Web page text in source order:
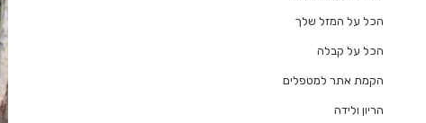
הכל על המזל שלך
הכל על קבלה
הקמת אתר למטפלים
הריון ולידה